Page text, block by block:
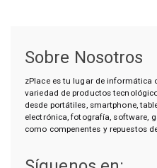
Sobre Nosotros
zPlace es tu lugar de informática
variedad de productos
desde portátiles, smartphone,
electrónica, fotografía, software,
como compenentes y repuestos